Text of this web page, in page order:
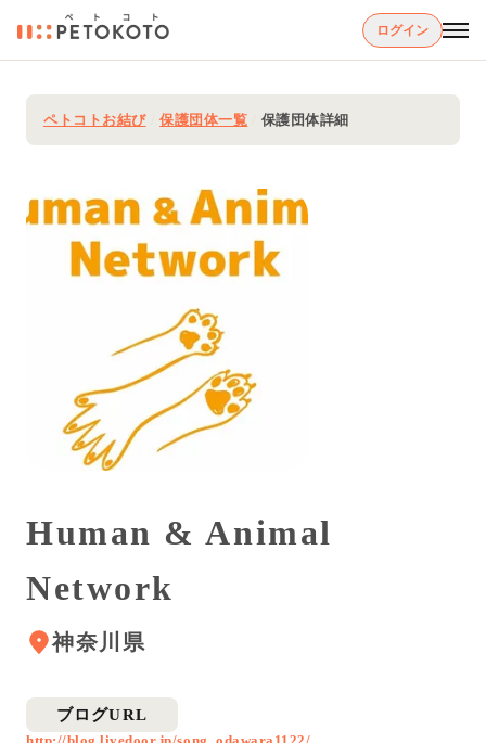
ログイン
ペトコトお結び 保護団体一覧 保護団体詳細
Human & Animal
Network
神奈川県
ブログURL